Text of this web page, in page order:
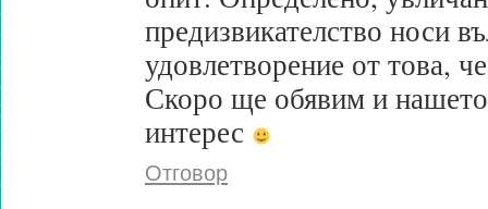
предизвикателство носи
удовлетворение от това,
Скоро ще обявим и
интерес
Отговор